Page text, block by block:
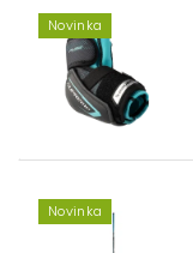
Novinka
Novinka